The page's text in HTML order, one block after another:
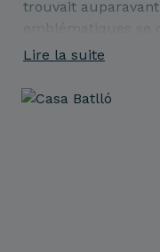
trouvait
emblématiques se
Gaudí a collaboré
Lire la suite